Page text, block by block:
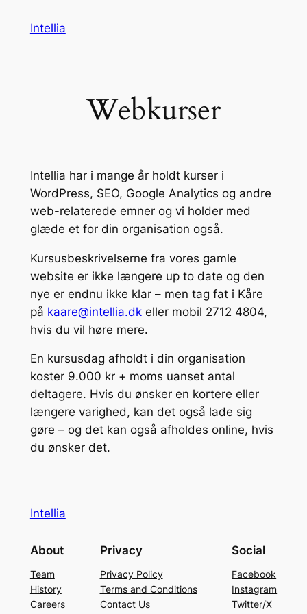
Intellia
Webkurser
Intellia har i mange år holdt kurser i
WordPress, SEO, Google Analytics og andre
web-relaterede emner og vi holder med
glæde et for din organisation også.
Kursusbeskrivelserne fra vores gamle
website er ikke længere up to date og den
nye er endnu ikke klar – men tag fat i Kåre
på kaare@intellia.dkeller mobil 2712 4804,
hvis du vil høre mere.
En kursusdag afholdt i din organisation
koster 9.000 kr + moms uanset antal
deltagere. Hvis du ønsker en kortere eller
længere varighed, kan det også lade sig
gøre – og det kan også afholdes online, hvis
du ønsker det.
Intellia
About
Team
History
Careers
Privacy
Privacy Policy
Terms and Conditions
Contact Us
Social
Facebook
Instagram
Twitter/X